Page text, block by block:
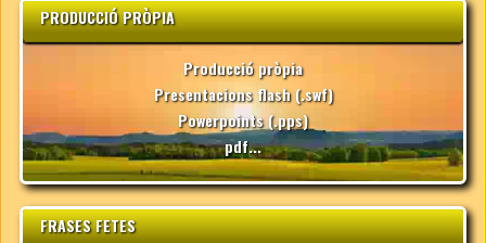
PRODUCCIÓ PRÒPIA
Producció pròpia
Presentacions flash (.swf)
Powerpoints (.pps)
pdf...
FRASES FETES